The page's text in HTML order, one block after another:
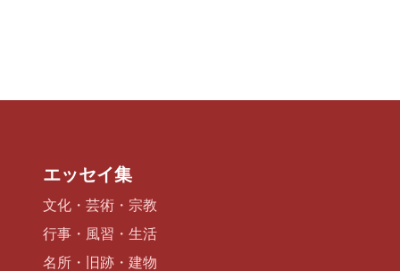
エッセイ集
文化・芸術・宗教
行事・風習・生活
名所・旧跡・建物